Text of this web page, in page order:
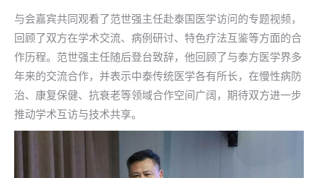
与会嘉宾共同观看了范世强主任赴泰国医学访问的专题视频，
回顾了双方在学术交流、病例研讨、特色疗法互鉴等方面的合
作历程。范世强主任随后登台致辞，他回顾了与泰方医学界多
年来的交流合作，并表示中泰传统医学各有所长，在慢性病防
治、康复保健、抗衰老等领域合作空间广阔，期待双方进一步
推动学术互访与技术共享。